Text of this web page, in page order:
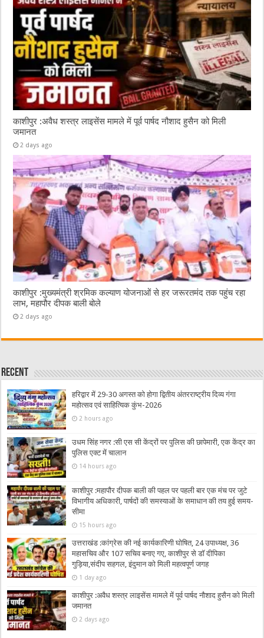
काशीपुर :अवैध शस्त्र लाइसेंस मामले में पूर्व पार्षद नौशाद हुसैन को मिली
जमानत
2 days ago
काशीपुर :मुख्यमंत्री श्रमिक कल्याण योजनाओं से हर जरूरतमंद तक पहुंच रहा
लाभ, महापौर दीपक बाली बोले
2 days ago
Recent
हरिद्वार में 29-30 अगस्त को होगा द्वितीय अंतरराष्ट्रीय दिव्य गंगा
महोत्सव एवं साहित्यिक कुंभ-2026
2 hours ago
उधम सिंह नगर :सी एस सी केंद्रों पर पुलिस की छापेमारी, एक केंद्र का
पुलिस एक्ट में चालान
14 hours ago
काशीपुर :महापौर दीपक बाली की पहल पर पहली बार एक मंच पर जुटे
विभागीय अधिकारी, पार्षदों की समस्याओं के समाधान की तय हुई समय-
सीमा
15 hours ago
उत्तराखंड :कांग्रेस की नई कार्यकारिणी घोषित, 24 उपाध्यक्ष, 36
महासचिव और 107 सचिव बनाए गए, काशीपुर से डॉ दीपिका
गुड़िया,संदीप सहगल, इंदुमान को मिली महत्वपूर्ण जगह
1 day ago
काशीपुर :अवैध शस्त्र लाइसेंस मामले में पूर्व पार्षद नौशाद हुसैन को मिली
जमानत
2 days ago